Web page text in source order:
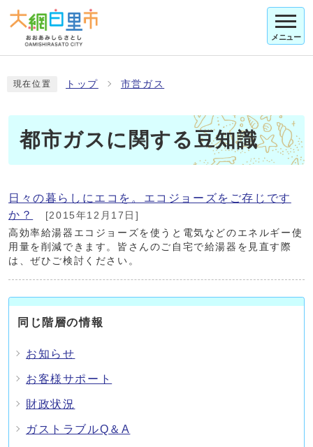
メニュー
現在位置 トップ 市営ガス
都市ガスに関する豆知識
日々の暮らしにエコを。エコジョーズをご存じです
か？
[2015年12月17日]
高効率給湯器エコジョーズを使うと電気などのエネルギー使
用量を削減できます。皆さんのご自宅で給湯器を見直す際
は、ぜひご検討ください。
同じ階層の情報
お知らせ
お客様サポート
財政状況
ガストラブルQ＆A